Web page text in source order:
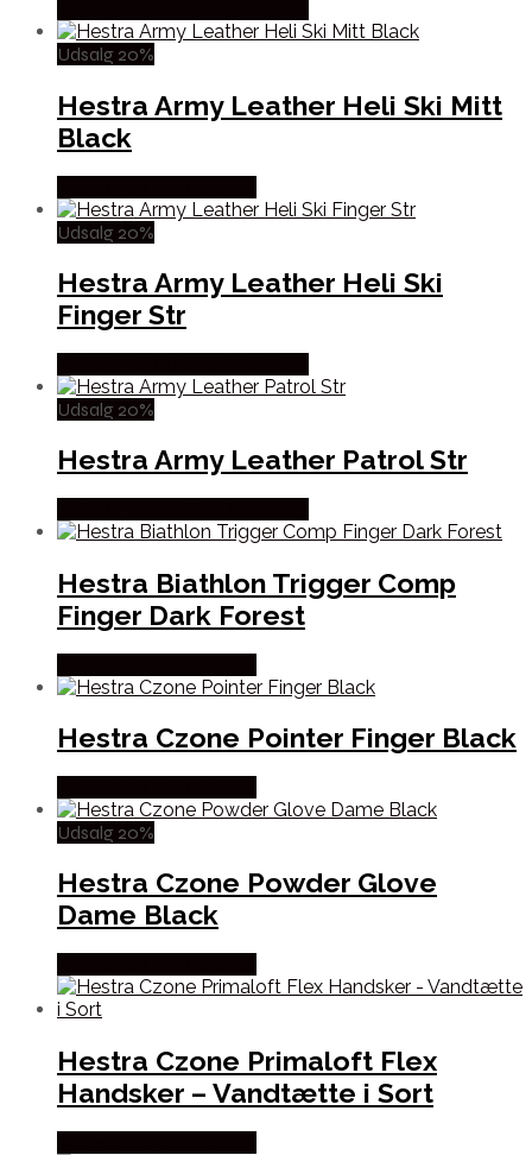
Udsalg 20%
Hestra Army Leather Heli Ski Mitt
Black
Udsalg 20%
Hestra Army Leather Heli Ski
Finger Str
Udsalg 20%
Hestra Army Leather Patrol Str
Hestra Biathlon Trigger Comp
Finger Dark Forest
Hestra Czone Pointer Finger Black
Udsalg 20%
Hestra Czone Powder Glove
Dame Black
Hestra Czone Primaloft Flex
Handsker – Vandtætte i Sort